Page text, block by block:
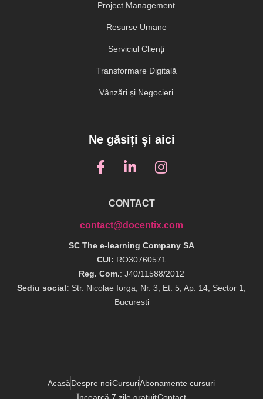
Project Management
Resurse Umane
Serviciul Clienți
Transformare Digitală
Vânzări și Negocieri
Ne găsiți și aici
CONTACT
contact@docentix.com
SC The e-learning Company SA
CUI: RO30760571
Reg. Com.: J40/11588/2012
Sediu social: Str. Nicolae Iorga, Nr. 3, Et. 5, Ap. 14, Sector 1,
Bucuresti
AcasăDespre noiCursuriAbonamente cursuri